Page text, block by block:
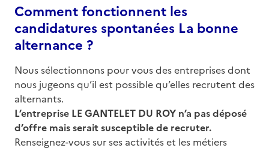
Comment fonctionnent les
candidatures spontanées La bonne
alternance ?
Nous sélectionnons pour vous des entreprises dont
nous jugeons qu’il est possible qu’elles recrutent des
alternants.
L’entreprise LE GANTELET DU ROYn’a pas déposé
d’offre mais serait susceptible de recruter.
Renseignez-vous sur ses activités et les métiers